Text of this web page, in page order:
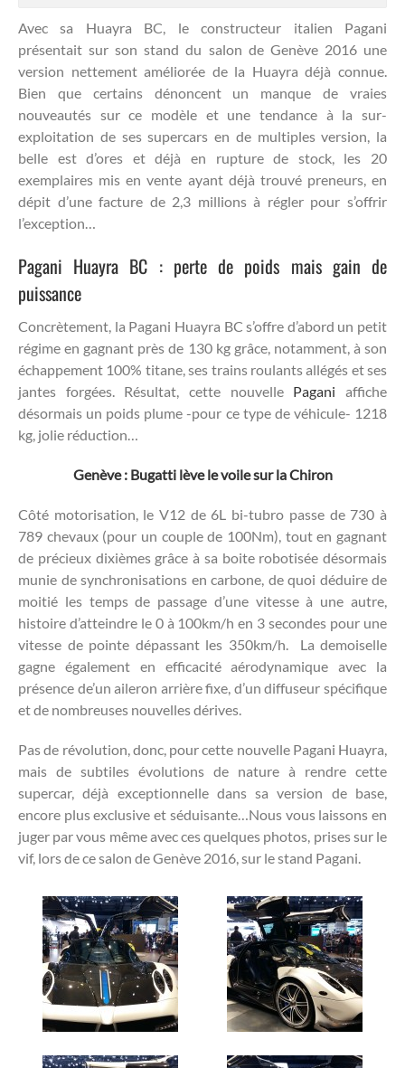
Avec sa Huayra BC, le constructeur italien Pagani
présentait sur son stand du salon de Genève 2016 une
version nettement améliorée de la Huayra déjà connue.
Bien que certains dénoncent un manque de vraies
nouveautés sur ce modèle et une tendance à la sur-
exploitation de ses supercars en de multiples version, la
belle est d’ores et déjà en rupture de stock, les 20
exemplaires mis en vente ayant déjà trouvé preneurs, en
dépit d’une facture de 2,3 millions à régler pour s’offrir
l’exception…
Pagani Huayra BC : perte de poids mais gain de
puissance
Concrètement, la Pagani Huayra BC s’offre d’abord un petit
régime en gagnant près de 130 kg grâce, notamment, à son
échappement 100% titane, ses trains roulants allégés et ses
jantes forgées. Résultat, cette nouvelle Paganiaffiche
désormais un poids plume -pour ce type de véhicule- 1218
kg, jolie réduction…
Genève : Bugatti lève le voile sur la Chiron
Côté motorisation, le V12 de 6L bi-tubro passe de 730 à
789 chevaux (pour un couple de 100Nm), tout en gagnant
de précieux dixièmes grâce à sa boite robotisée désormais
munie de synchronisations en carbone, de quoi déduire de
moitié les temps de passage d’une vitesse à une autre,
histoire d’atteindre le 0 à 100km/h en 3 secondes pour une
vitesse de pointe dépassant les 350km/h. La demoiselle
gagne également en efficacité aérodynamique avec la
présence de’un aileron arrière fixe, d’un diffuseur spécifique
et de nombreuses nouvelles dérives.
Pas de révolution, donc, pour cette nouvelle Pagani Huayra,
mais de subtiles évolutions de nature à rendre cette
supercar, déjà exceptionnelle dans sa version de base,
encore plus exclusive et séduisante…Nous vous laissons en
juger par vous même avec ces quelques photos, prises sur le
vif, lors de ce salon de Genève 2016, sur le stand Pagani.